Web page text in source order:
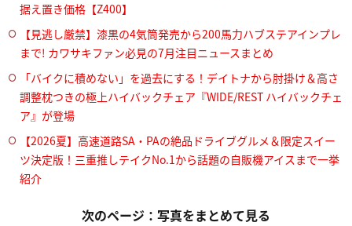
据え置き価格【Z400】
【見逃し厳禁】漆黒の4気筒発売から200馬力ハブステアインプレ
まで! カワサキファン必見の7月注目ニュースまとめ
「バイクに積めない」を過去にする！デイトナから肘掛け＆高さ
調整枕つきの極上ハイバックチェア『WIDE/REST ハイバックチェ
ア』が登場
【2026夏】高速道路SA・PAの絶品ドライブグルメ＆限定スイー
ツ決定版！三重推しテイクNo.1から話題の自販機アイスまで一挙
紹介
次のページ：写真をまとめて見る